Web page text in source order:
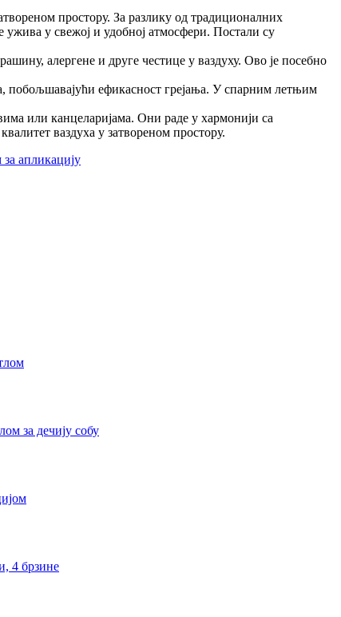
простору. За разлику од традиционалних
ужива у свежој и удобној атмосфери. Постали су
алергене и друге честице у ваздуху. Ово је посебно
побољшавајући ефикасност грејања. У спарним летњим
или канцеларијама. Они раде у хармонији са
ваздуха у затвореном простору.